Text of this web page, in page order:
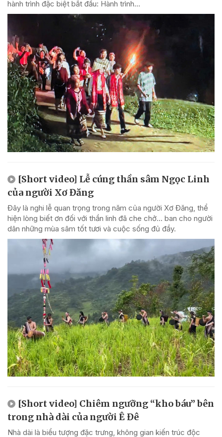
hành trình đặc biệt bắt đầu: Hành trình...
[Short video] Lễ cúng thần sâm Ngọc Linh
của người Xơ Đăng
Đây là nghi lễ quan trọng trong năm của người Xơ Đăng, thể
hiện lòng biết ơn đối với thần linh đã che chở... ban cho người
dân những mùa sâm tốt tươi và cuộc sống đủ đầy.
[Short video] Chiêm ngưỡng “kho báu” bên
trong nhà dài của người Ê Đê
Nhà dài là biểu tượng đặc trưng, không gian kiến trúc độc